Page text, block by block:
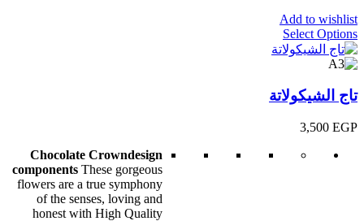
Add to wishlist
Select Options
تاج الشيكولاتة
3,500 EGP
Chocolate Crowndesign
components These gorgeous
flowers are a true symphony
of the senses, loving and
honest with High Quality